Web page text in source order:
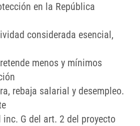
en la República
considerada esencial,
menos y mínimos
rebaja salarial y desempleo.
G del art. 2 del proyecto